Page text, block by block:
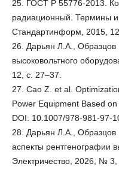
25. ГОСТ Р 55776-2013.
радиационный. Термины
Стандартинформ, 2015, 12
26. Дарьян Л.А., Образцов
высоковольтного
12, с. 27–37.
27. Cao Z. et al.
Power Equipment Based
DOI: 10.1007/978-981-97-
28. Дарьян Л.А.,
аспекты рентгенографии
Электричество, 2026, № 3,